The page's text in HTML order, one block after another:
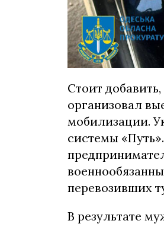
Стоит
организовал
мобилизации.
системы
перевозивших
В результате